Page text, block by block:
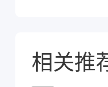
相关推